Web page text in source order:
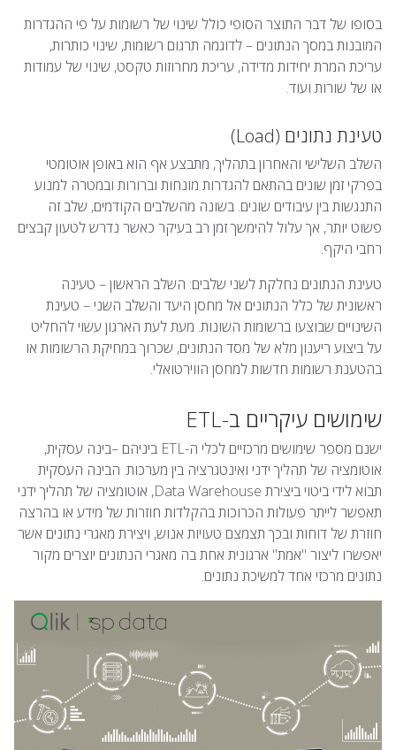
בסופו של דבר התוצר הסופי כולל שינוי של רשומות על פי ההגדרות
המובנות במסך הנתונים – לדוגמה תרגום רשומות, שינוי כותרות,
עריכת המרת יחידות מדידה, עריכת מחרוזות טקסט, שינוי של עמודות
או של שורות ועוד.
טעינת נתונים (Load)
השלב השלישי והאחרון בתהליך, מתבצע אף הוא באופן אוטומטי
בפרקי זמן שונים בהתאם להגדרות מונחות וברורות ובמטרה למנוע
התנגשות בין עיבודים שונים. בשונה מהשלבים הקודמים, שלב זה
פשוט יותר, אך עלול להימשך זמן רב בעיקר כאשר נדרש לטעון קבצים
רחבי היקף.
טעינת הנתונים נחלקת לשני שלבים: השלב הראשון – טעינה
ראשונית של כלל הנתונים אל מחסן היעד והשלב השני – טעינת
השינויים שבוצעו ברשומות השונות. מעת לעת הארגון עשוי להחליט
על ביצוע ריענון מלא של מסד הנתונים, שכרוך במחיקת הרשומות או
בהטענת רשומות חדשות למחסן הווירטואלי.
שימושים עיקריים ב-ETL
ישנם מספר שימושים מרכזיים לכלי ה-ETL ביניהם –בינה עסקית,
אוטומציה של תהליך ידני ואינטגרציה בין מערכות. הבינה העסקית
תבוא לידי ביטוי ביצירת Data Warehouse, אוטומציה של תהליך ידני
תאפשר לייתר פעולות הכרוכות בהקלדות חוזרות של מידע או בהרצה
חוזרת של דוחות ובכך תצמצם טעויות אנוש, ויצירת מאגרי נתונים אשר
יאפשרו ליצור "אמת" ארגונית אחת בה מאגרי הנתונים יוצרים מקור
נתונים מרכזי אחד למשיכת נתונים.